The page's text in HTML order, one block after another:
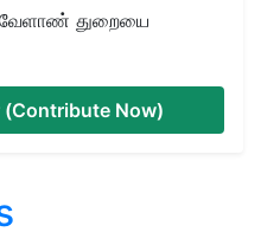
வேளாண் துறையை
(Contribute Now)